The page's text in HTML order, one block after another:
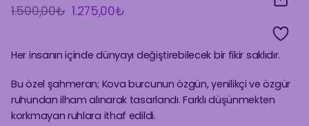
1.500,00₺ Orijinal
fiyat:
1.275,00₺Şu
Her insanın içinde dünyayı değiştirebilecek bir fikir saklıdır.
Bu özel şahmeran; Kova burcunun özgün, yenilikçi ve özgür
ruhundan ilham alınarak tasarlandı. Farklı düşünmekten
korkmayan ruhlara ithaf edildi.